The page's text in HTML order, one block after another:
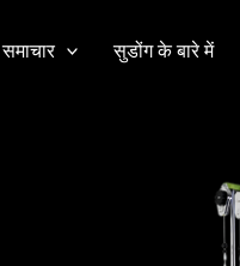
समाचार सुडोंग के बारे में